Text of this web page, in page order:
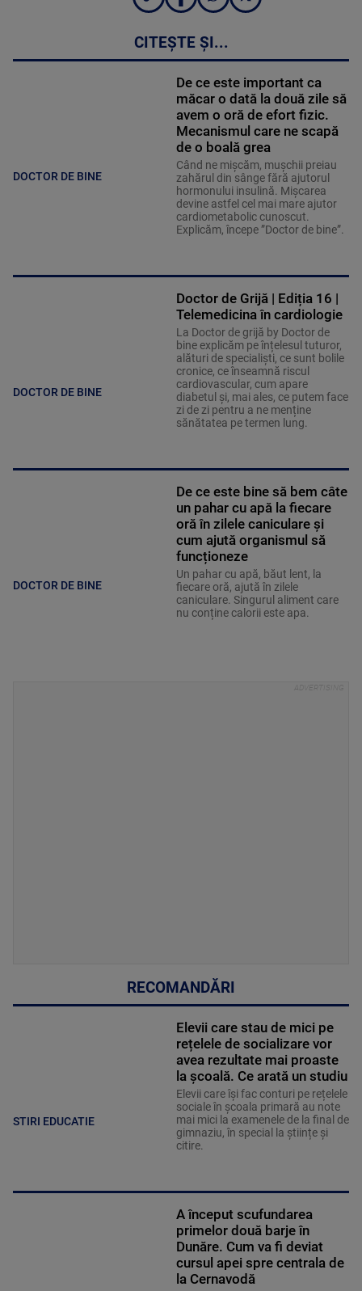
CITEȘTE ȘI...
DOCTOR DE BINE
De ce este important ca
măcar o dată la două zile să
avem o oră de efort fizic.
Mecanismul care ne scapă
de o boală grea
Când ne mișcăm, mușchii preiau
zahărul din sânge fără ajutorul
hormonului insulină. Mișcarea
devine astfel cel mai mare ajutor
cardiometabolic cunoscut.
Explicăm, începe ”Doctor de bine”.
DOCTOR DE BINE
Doctor de Grijă | Ediția 16 |
Telemedicina în cardiologie
La Doctor de grijă by Doctor de
bine explicăm pe înțelesul tuturor,
alături de specialiști, ce sunt bolile
cronice, ce înseamnă riscul
cardiovascular, cum apare
diabetul și, mai ales, ce putem face
zi de zi pentru a ne menține
sănătatea pe termen lung.
DOCTOR DE BINE
De ce este bine să bem câte
un pahar cu apă la fiecare
oră în zilele caniculare și
cum ajută organismul să
funcționeze
Un pahar cu apă, băut lent, la
fiecare oră, ajută în zilele
caniculare. Singurul aliment care
nu conține calorii este apa.
RECOMANDĂRI
STIRI EDUCATIE
Elevii care stau de mici pe
rețelele de socializare vor
avea rezultate mai proaste
la școală. Ce arată un studiu
Elevii care îşi fac conturi pe rețelele
sociale în școala primară au note
mai mici la examenele de la final de
gimnaziu, în special la științe și
citire.
A început scufundarea
primelor două barje în
Dunăre. Cum va fi deviat
cursul apei spre centrala de
la Cernavodă